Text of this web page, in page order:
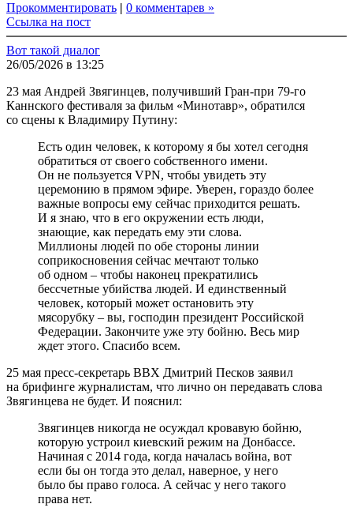
Прокомментировать | 0 комментарев »
Ссылка на пост
Вот такой диалог
26/05/2026 в 13:25
23 мая Андрей Звягинцев, получивший Гран-при 79-го
Каннского фестиваля за фильм «Минотавр», обратился
со сцены к Владимиру Путину:
Есть один человек, к которому я бы хотел сегодня
обратиться от своего собственного имени.
Он не пользуется VPN, чтобы увидеть эту
церемонию в прямом эфире. Уверен, гораздо более
важные вопросы ему сейчас приходится решать.
И я знаю, что в его окружении есть люди,
знающие, как передать ему эти слова.
Миллионы людей по обе стороны линии
соприкосновения сейчас мечтают только
об одном – чтобы наконец прекратились
бессчетные убийства людей. И единственный
человек, который может остановить эту
мясорубку – вы, господин президент Российской
Федерации. Закончите уже эту бойню. Весь мир
ждет этого. Спасибо всем.
25 мая пресс-секретарь ВВХ Дмитрий Песков заявил
на брифинге журналистам, что лично он передавать слова
Звягинцева не будет. И пояснил:
Звягинцев никогда не осуждал кровавую бойню,
которую устроил киевский режим на Донбассе.
Начиная с 2014 года, когда началась война, вот
если бы он тогда это делал, наверное, у него
было бы право голоса. А сейчас у него такого
права нет.